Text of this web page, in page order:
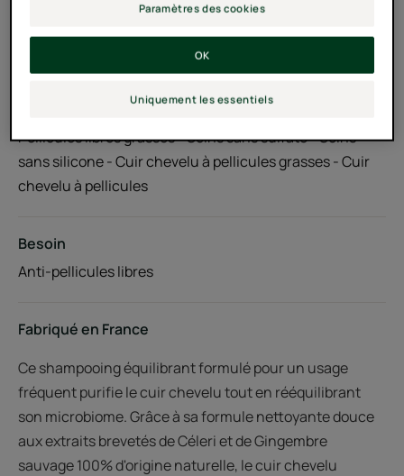
Type de cheveux
Pellicules libres grasses - Soins sans sulfate - Soins
sans silicone - Cuir chevelu à pellicules grasses - Cuir
chevelu à pellicules
Besoin
Anti-pellicules libres
Fabriqué en France
Ce shampooing équilibrant formulé pour un usage
fréquent purifie le cuir chevelu tout en rééquilibrant
son microbiome. Grâce à sa formule nettoyante douce
aux extraits brevetés de Céleri et de Gingembre
sauvage 100% d'origine naturelle, le cuir chevelu
Paramètres des cookies
Uniquement les essentiels
OK